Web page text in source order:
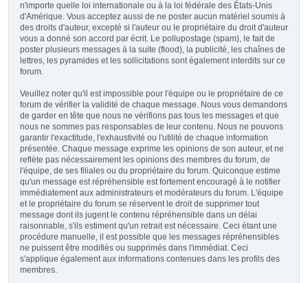
n'importe quelle loi internationale ou à la loi fédérale des États-Unis
d'Amérique. Vous acceptez aussi de ne poster aucun matériel soumis à
des droits d'auteur, excepté si l'auteur ou le propriétaire du droit d'auteur
vous a donné son accord par écrit. Le pollupostage (spam), le fait de
poster plusieurs messages à la suite (flood), la publicité, les chaînes de
lettres, les pyramides et les sollicitations sont également interdits sur ce
forum.
Veuillez noter qu'il est impossible pour l'équipe ou le propriétaire de ce
forum de vérifier la validité de chaque message. Nous vous demandons
de garder en tête que nous ne vérifions pas tous les messages et que
nous ne sommes pas responsables de leur contenu. Nous ne pouvons
garantir l'exactitude, l'exhaustivité ou l'utilité de chaque information
présentée. Chaque message exprime les opinions de son auteur, et ne
reflète pas nécessairement les opinions des membres du forum, de
l'équipe, de ses filiales ou du propriétaire du forum. Quiconque estime
qu'un message est répréhensible est fortement encouragé à le notifier
immédiatement aux administrateurs et modérateurs du forum. L'équipe
et le propriétaire du forum se réservent le droit de supprimer tout
message dont ils jugent le contenu répréhensible dans un délai
raisonnable, s'ils estiment qu'un retrait est nécessaire. Ceci étant une
procédure manuelle, il est possible que les messages répréhensibles
ne puissent être modifiés ou supprimés dans l'immédiat. Ceci
s'applique également aux informations contenues dans les profils des
membres.